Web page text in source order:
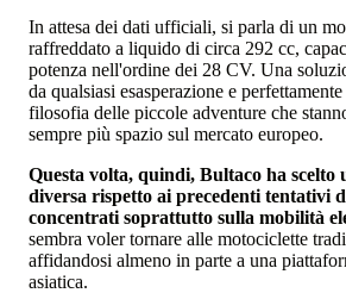
In attesa dei dati ufficiali, si parla di un
raffreddato a liquido di circa 292 cc,
potenza nell'ordine dei 28 CV. Una
da qualsiasi esasperazione e
filosofia delle piccole adventure che
sempre più spazio sul mercato europeo.
Questa volta, quindi, Bultaco ha scelto
diversa rispetto ai precedenti tentativi
concentrati soprattutto sulla mobilità
sembra voler tornare alle motociclette
affidandosi almeno in parte a una
asiatica.